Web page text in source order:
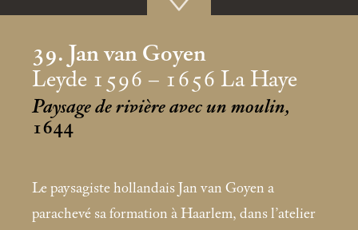
39. Jan van Goyen
Leyde 1596 – 1656 La Haye
Paysage de rivière avec un moulin,
1644
Le paysagiste hollandais Jan van Goyen a
parachevé sa formation à Haarlem, dans l’atelier